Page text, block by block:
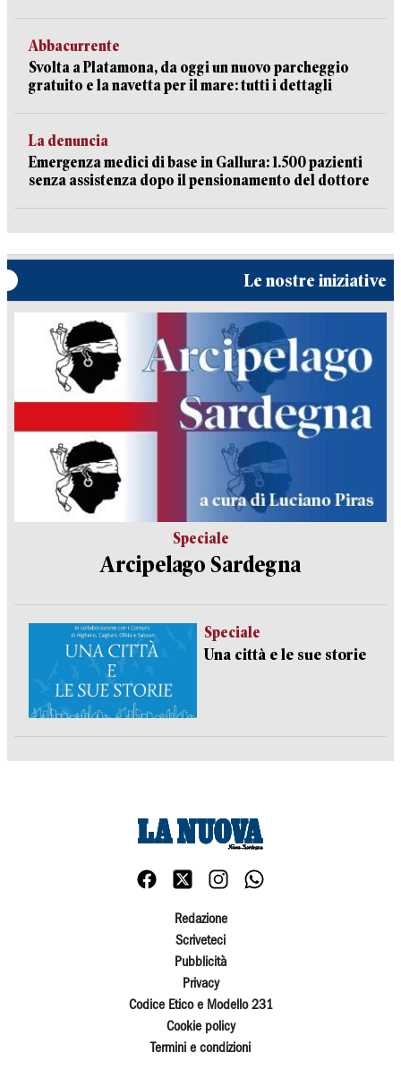
Abbacurrente
Svolta a Platamona, da oggi un nuovo parcheggio
gratuito e la navetta per il mare: tutti i dettagli
La denuncia
Emergenza medici di base in Gallura: 1.500 pazienti
senza assistenza dopo il pensionamento del dottore
Le nostre iniziative
Speciale
Arcipelago Sardegna
Speciale
Una città e le sue storie
Redazione
Scriveteci
Pubblicità
Privacy
Codice Etico e Modello 231
Cookie policy
Termini e condizioni